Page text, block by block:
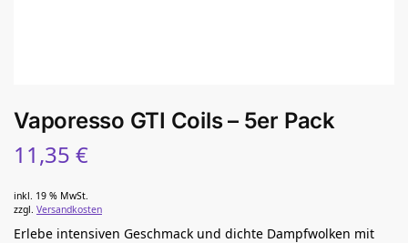
Vaporesso GTI Coils – 5er Pack
11,35 €
inkl. 19 % MwSt.
zzgl. Versandkosten
Erlebe intensiven Geschmack und dichte Dampfwolken mit